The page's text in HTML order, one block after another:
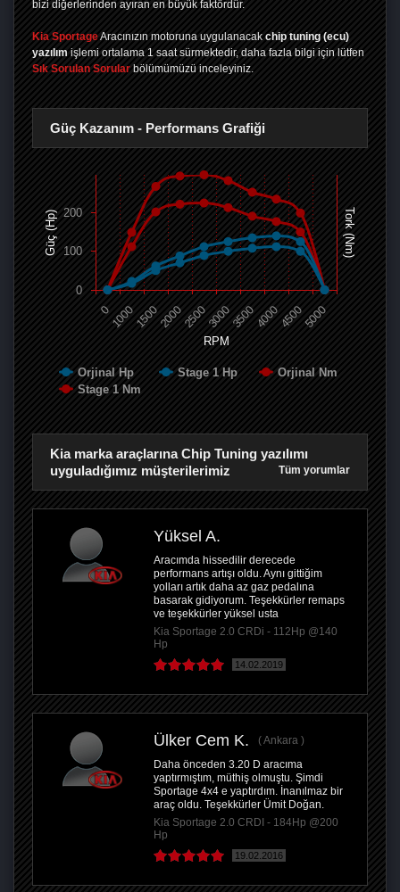
bizi diğerlerinden ayıran en büyük faktördür.
Kia SportageAracınızın motoruna uygulanacak chip tuning (ecu)
yazılım işlemi ortalama 1 saat sürmektedir, daha fazla bilgi için lütfen
Sık Sorulan Sorular bölümümüzü inceleyiniz.
Güç Kazanım - Performans Grafiği
RPM
Güç (Hp) Tork (Nm)
Orjinal Hp Stage 1 Hp
Orjinal Nm
Stage 1 Nm
0 100015002000250030003500400045005000
0
100
200
Kia marka araçlarına Chip Tuning yazılımı
uyguladığımız müşterilerimiz
Tüm yorumlar
Yüksel A.
Aracımda hissedilir derecede
performans artışı oldu. Aynı gittiğim
yolları artık daha az gaz pedalına
basarak gidiyorum. Teşekkürler remaps
ve teşekkürler yüksel usta
Kia Sportage 2.0 CRDi - 112Hp @140
Hp
14.02.2019
Ülker Cem K.
Ankara
Daha önceden 3.20 D aracıma
yaptırmıştım, müthiş olmuştu. Şimdi
Sportage 4x4 e yaptırdım. İnanılmaz bir
araç oldu. Teşekkürler Ümit Doğan.
Kia Sportage 2.0 CRDI - 184Hp @200
Hp
19.02.2016